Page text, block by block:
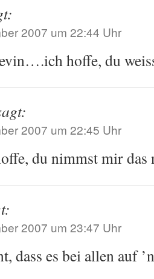
2007 um 22:44 Uhr
hoffe, du
2007 um 22:45 Uhr
du nimmst mir
2007 um 23:47 Uhr
dass es bei allen auf